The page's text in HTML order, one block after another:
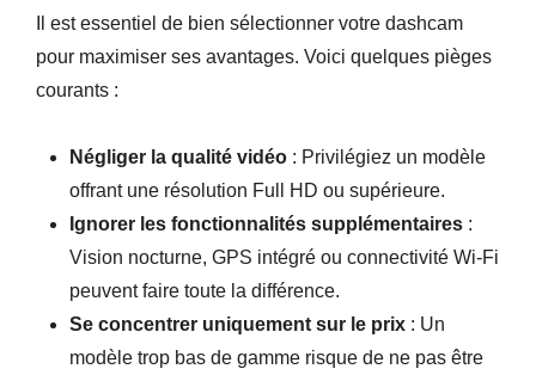
Il est essentiel de bien sélectionner votre dashcam
pour maximiser ses avantages. Voici quelques pièges
courants :
Négliger la qualité vidéo : Privilégiez un modèle
offrant une résolution Full HD ou supérieure.
Ignorer les fonctionnalités supplémentaires :
Vision nocturne, GPS intégré ou connectivité Wi-Fi
peuvent faire toute la différence.
Se concentrer uniquement sur le prix : Un
modèle trop bas de gamme risque de ne pas être